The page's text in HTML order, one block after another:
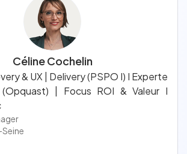
Céline Cochelin
& UX | Delivery (PSPO I) I Experte
| Focus ROI & Valeur I